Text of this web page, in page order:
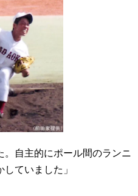
。自主的にポール間のランニ
ていました」